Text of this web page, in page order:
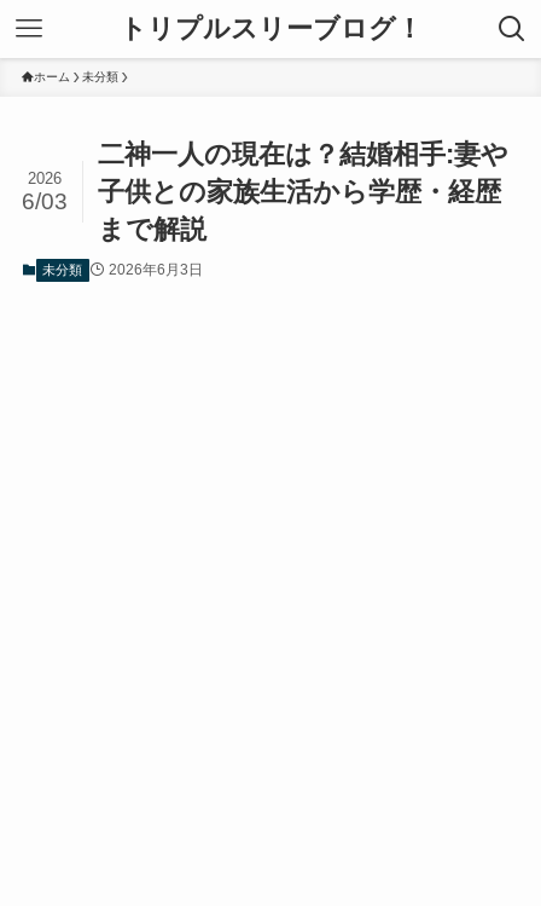
トリプルスリーブログ！
ホーム 未分類
二神一人の現在は？結婚相手:妻や
子供との家族生活から学歴・経歴
まで解説
2026
6/03
未分類 2026年6月3日